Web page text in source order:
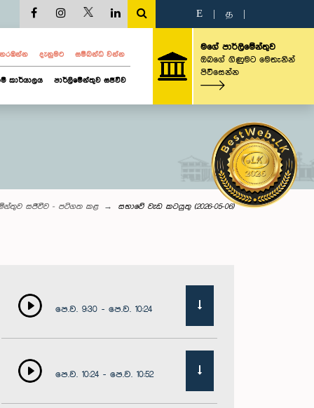
E த
දැනුමට සම්බන්ධ වන්න
කාර්යාලය පාර්ලිමේන්තුව සජීවීව
මගේ පාර්ලිමේන්තුව
ඔබගේ ගිණුමට මෙතැනින්
පිවිසෙන්න
සජීවීව - පටිගත කළ සභාවේ වැඩ කටයුතු (2026-05-06)
පෙ.ව. 9:30 - පෙ.ව. 10:24
පෙ.ව. 10:24 - පෙ.ව. 10:52